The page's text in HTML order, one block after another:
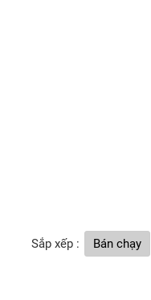
Sắp xếp : Bán chạy